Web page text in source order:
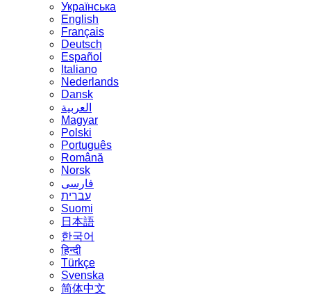
Українська
English
Français
Deutsch
Español
Italiano
Nederlands
Dansk
العربية
Magyar
Polski
Português
Română
Norsk
فارسی
עברית
Suomi
日本語
한국어
हिन्दी
Türkçe
Svenska
简体中文